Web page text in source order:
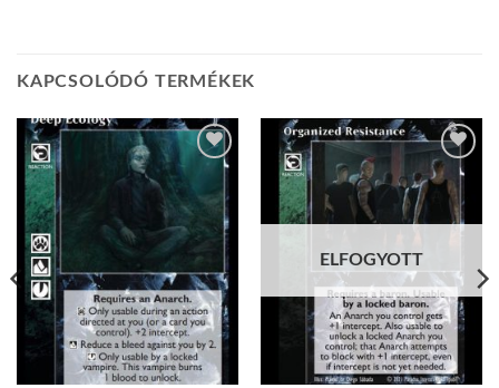
KAPCSOLÓDÓ TERMÉKEK
Add to
wishlist
ELFOGYOTT